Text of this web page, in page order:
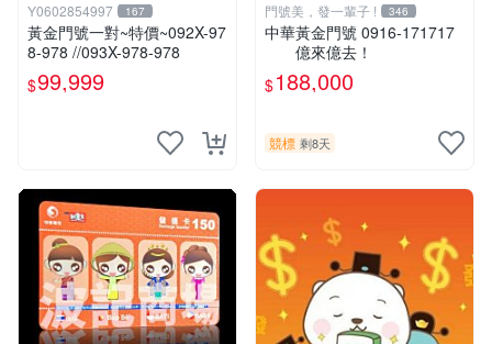
Y0602854997 167
黃金門號一對~特價~092X-97
8-978 //093X-978-978
$99,999
門號美，發一輩子 ! 346
中華黃金門號 0916-171717
億來億去！
$188,000
競標 剩8天